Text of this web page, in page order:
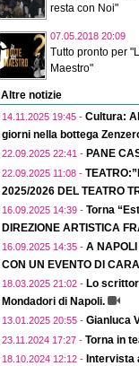
resta con Noi"
07.05.2018 20:09
Tutto pronto per
Maestro"
Altre notizie
14.11.2025 19:45 - Cultura:
giorni nella bottega
22.09.2025 22:41 - PANE
22.09.2025 11:08 -
2025/2026 DEL TEATRO
16.09.2025 14:39 - Torna
DIREZIONE ARTISTICA
16.09.2025 14:35 - A
CON UN EVENTO DI
18.03.2025 21:02 - Lo
Mondadori di Napoli.
13.01.2025 20:55 - Gianluca
23.11.2024 17:27 - Torna in
18.10.2024 12:12 - Intervista